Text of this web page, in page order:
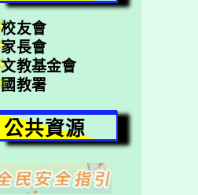
校友會
家長會
文教基金會
國教署
公共資源